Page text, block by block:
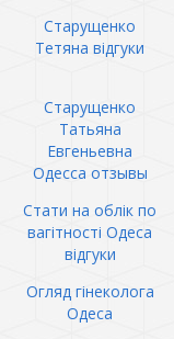
Старущенко
Тетяна відгуки
Старущенко
Татьяна
Евгеньевна
Одесса отзывы
Стати на облік по
вагітності Одеса
відгуки
Огляд гінеколога
Одеса